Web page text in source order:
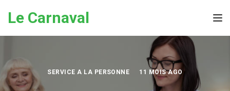
Le Carnaval
SERVICE A LA PERSONNE 11 MOIS AGO